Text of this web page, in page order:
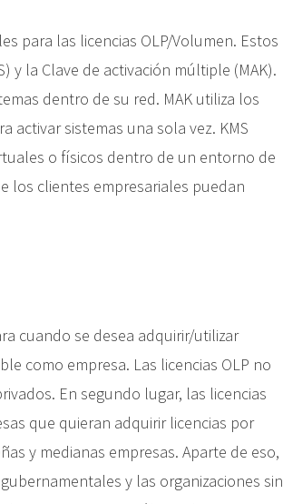
para las licencias OLP/Volumen. Estos
y la Clave de activación múltiple (MAK).
dentro de su red. MAK utiliza los
activar sistemas una sola vez. KMS
o físicos dentro de un entorno de
los clientes empresariales puedan
cuando se desea adquirir/utilizar
como empresa. Las licencias OLP no
En segundo lugar, las licencias
que quieran adquirir licencias por
y medianas empresas. Aparte de eso,
y las organizaciones sin